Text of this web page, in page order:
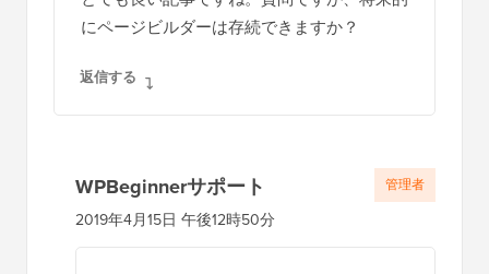
にページビルダーは存続できますか？
返信する
WPBeginnerサポート
2019年4月15日 午後12時50分
管理者